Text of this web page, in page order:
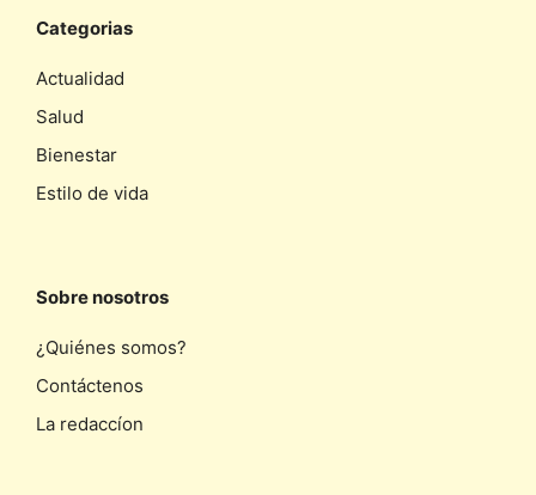
Categorias
Actualidad
Salud
Bienestar
Estilo de vida
Sobre nosotros
¿Quiénes somos?
Contáctenos
La redaccíon